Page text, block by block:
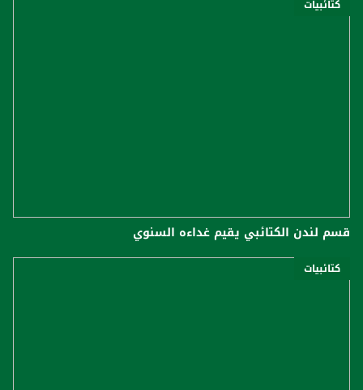
كتائبيات
قسم لندن الكتائبي يقيم غداءه السنوي
كتائبيات